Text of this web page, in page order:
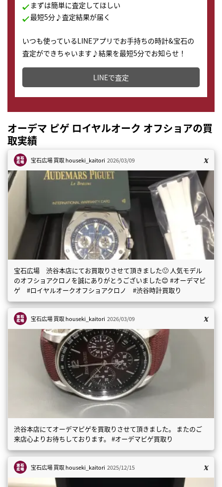
まずは簡単に査定してほしい
最短5分♪査定結果が届く
いつも使っているLINEアプリでお手持ちの時計&宝石の
査定ができちゃいます♪結果を最短5分でお知らせ！
どこからでもすぐに査定金額を知ることが出来ます。
LINEで査定
オーデマ ピゲ ロイヤルオーク オフショアの買
取実績
宝石広場 買取houseki_kaitori 2026/03/09
宝石広場 渋谷本店にてお買取りさせて頂きました🙂 人気モデル
のオフショアクロノを誠にありがとうございました😊 #オーデマピ
ゲ #ロイヤルオークオフショアクロノ #渋谷時計買取り
宝石広場 買取houseki_kaitori 2026/03/09
渋谷本店にてオーデマピゲを買取りさせて頂きました。 またのご
来店心よりお待ちしております。 #オーデマピゲ買取り
宝石広場 買取houseki_kaitori 2025/12/15